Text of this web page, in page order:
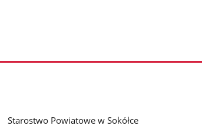
Starostwo Powiatowe w Sokółce